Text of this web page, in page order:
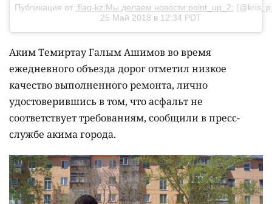
Публикация от :flag-kz:Мы делаем новости:point_up_2:
25 Май 2018 в 12:34 PDT
Аким Темиртау Галым Ашимов во время
ежедневного объезда дорог отметил низкое
качество выполненного ремонта, лично
удостоверившись в том, что асфальт не
соответствует требованиям, сообщили в пресс-
службе акима города.